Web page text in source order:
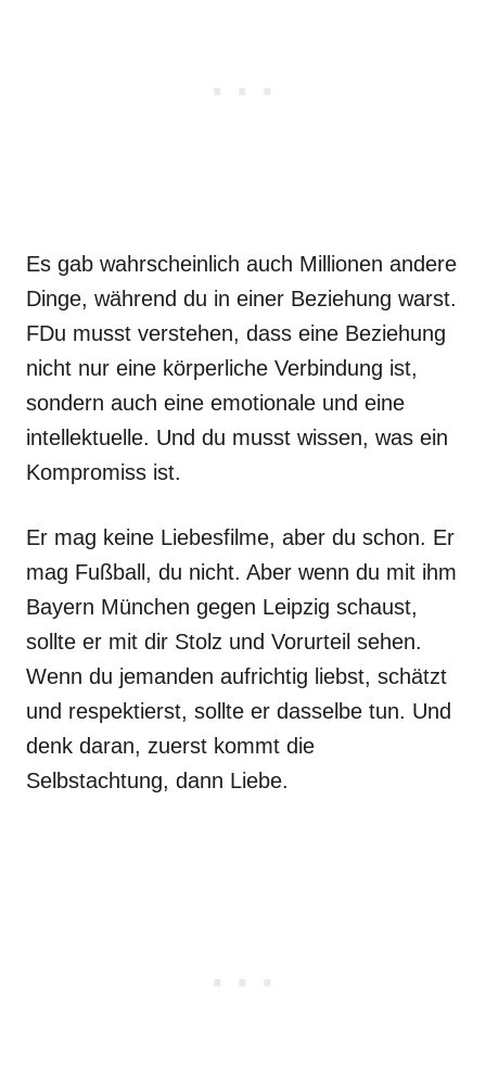
Es gab wahrscheinlich auch Millionen andere
Dinge, während du in einer Beziehung warst.
FDu musst verstehen, dass eine Beziehung
nicht nur eine körperliche Verbindung ist,
sondern auch eine emotionale und eine
intellektuelle. Und du musst wissen, was ein
Kompromiss ist.
Er mag keine Liebesfilme, aber du schon. Er
mag Fußball, du nicht. Aber wenn du mit ihm
Bayern München gegen Leipzig schaust,
sollte er mit dir Stolz und Vorurteil sehen.
Wenn du jemanden aufrichtig liebst, schätzt
und respektierst, sollte er dasselbe tun. Und
denk daran, zuerst kommt die
Selbstachtung, dann Liebe.